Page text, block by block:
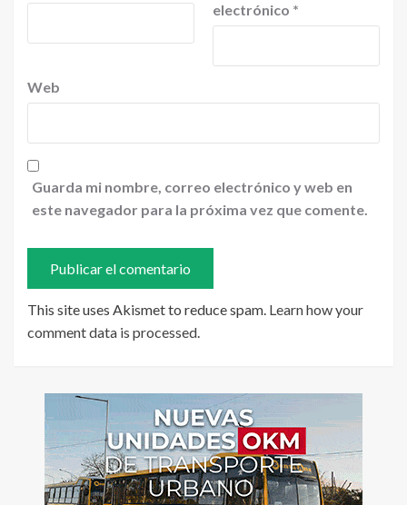
electrónico *
Web
Guarda mi nombre, correo electrónico y web en
este navegador para la próxima vez que comente.
This site uses Akismet to reduce spam. Learn how your
comment data is processed.